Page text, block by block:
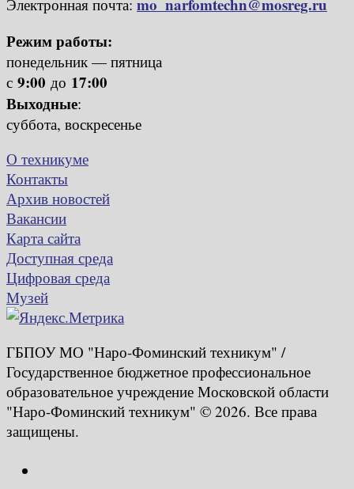
Электронная почта: mo_narfomtechn@mosreg.ru
Режим работы:
понедельник — пятница
с 9:00 до 17:00
Выходные:
суббота, воскресенье
О техникуме
Контакты
Архив новостей
Вакансии
Карта сайта
Доступная среда
Цифровая среда
Музей
ГБПОУ МО "Наро-Фоминский техникум" /
Государственное бюджетное профессиональное
образовательное учреждение Московской области
"Наро-Фоминский техникум" © 2026. Все права
защищены.